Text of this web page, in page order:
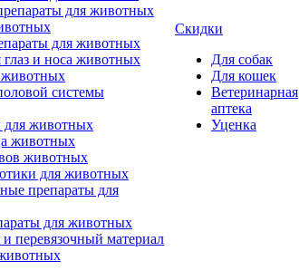
для животных
для животных
и носа животных
системы
животных
животных
животных
для животных
препараты для
для животных
перевязочный материал
Скидки
Для собак
Для кошек
Ветеринарная
аптека
Уценка